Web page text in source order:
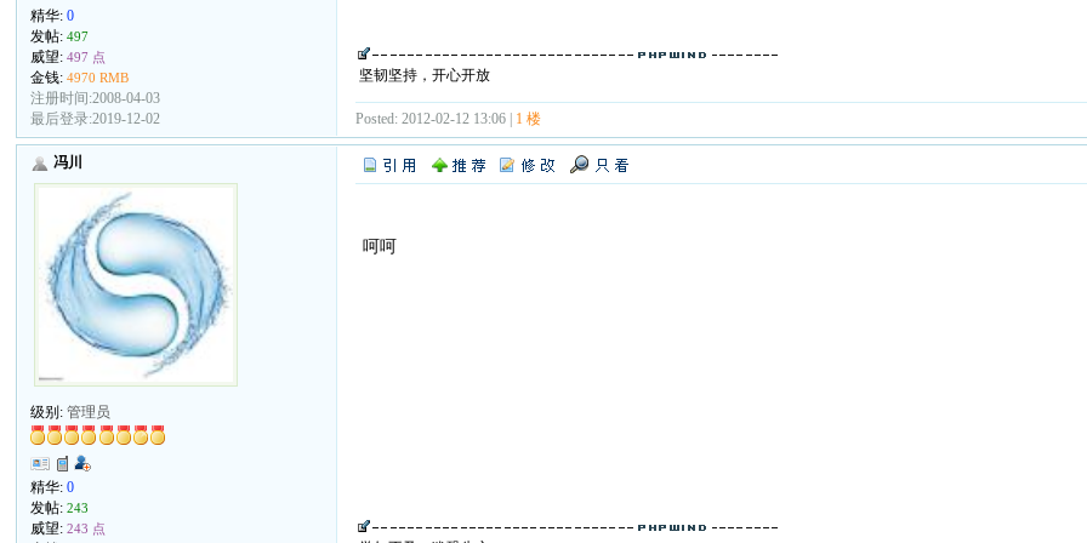
精华:0
发帖:497
威望:497 点
金钱:4970 RMB
注册时间:2008-04-03
最后登录:2019-12-02
坚韧坚持，开心开放
Posted: 2012-02-12 13:06 | 1 楼
冯川
级别:管理员
精华:0
发帖:243
威望:243 点
呵呵